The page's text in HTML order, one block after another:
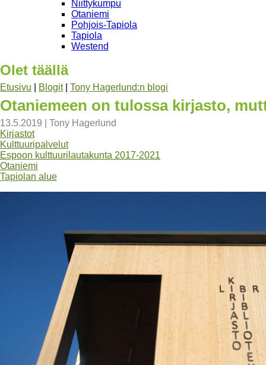
Niittykumpu
Otaniemi
Pohjois-Tapiola
Tapiola
Westend
Olet täällä
Etusivu Blogit| Tony Hagerlund:n blogi
Otaniemeen on tulossa kirjasto,
13.5.2019
Tony Hagerlund
Kirjastot
Kulttuuripalvelut
Espoon kulttuurilautakunta 2017-2021
Otaniemi
Tapiolan alue